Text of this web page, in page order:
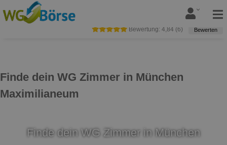
Finde dein WG Zimmer in München
Maximilianeum
Bewertung: 4,84 (6) Bewerten
Finde dein WG Zimmer in München